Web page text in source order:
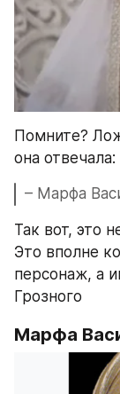
Помните?
она отвечала:
– Марфа
Так вот, это
Это вполне
персонаж, а
Грозного
Марфа